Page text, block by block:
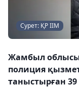
Сурет: ҚР ІІМ
Жамбыл
полиция
таныстырған 39